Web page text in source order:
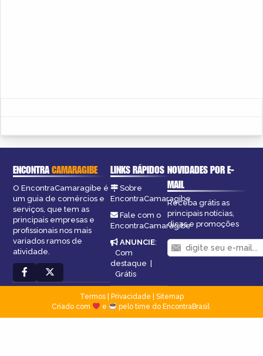
ENCONTRACAMARAGIBE
O EncontraCamaragibe é
um guia de comércios e
serviços, que tem as
principais empresas e
profissionais nos mais
variados ramos de
atividade.
LINKS RÁPIDOS
Sobre
EncontraCamaragibe
Fale com o
EncontraCamaragibe
ANUNCIE:
Com
destaque |
Grátis
NOVIDADES POR E-
MAIL
Receba grátis as
principais notícias,
dicas e promoções
Termos| Privacidade
Sitemap
Criado com
e pelo time do EncontraBrasil